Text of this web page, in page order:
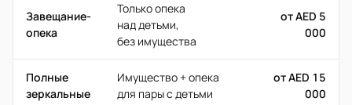
Завещание-
опека
Только опека
над детьми,
без имущества
от AED 5
000
Полные
зеркальные
Имущество + опека
для пары с детьми
от AED 15
000